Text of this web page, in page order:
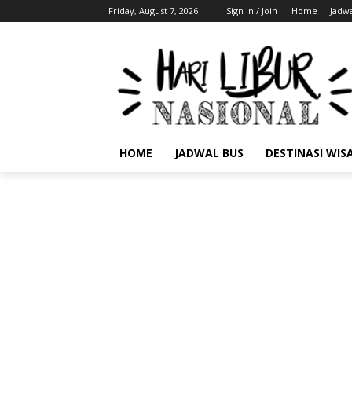
Friday, August 7, 2026 Sign in / Join Home
HOME JADWAL BUS DESTINASI